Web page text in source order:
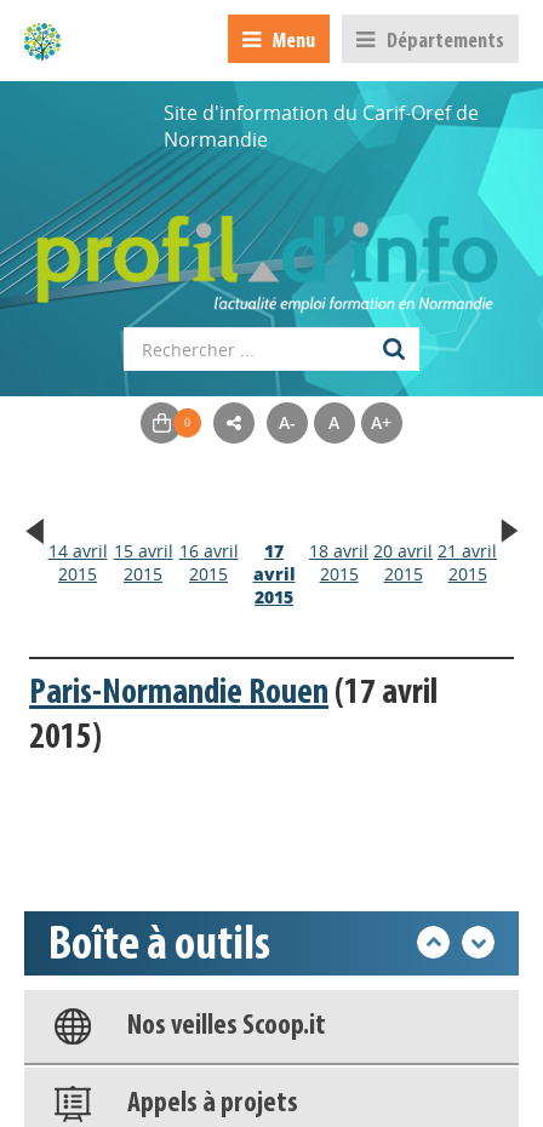
Menu Départements
Site d'information du Carif-Oref de
Normandie
A- A A+
14 avril
2015
15 avril
2015
16 avril
2015
17
avril
2015
18 avril
2015
20 avril
2015
21 avril
2015
Paris-Normandie Rouen (17 avril
2015)
Boîte à outils
Appels à projets
Base documentaire
Nos veilles Scoop.it
Appels à projets